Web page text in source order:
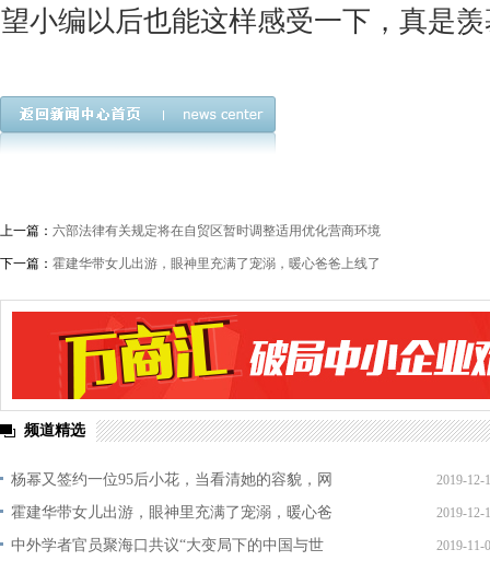
望小编以后也能这样感受一下，真是
上一篇： 六部法律有关规定将在自贸区暂时调整适用优化营商环境
下一篇： 霍建华带女儿出游，眼神里充满了宠溺，暖心爸爸上线了
频道精选
杨幂又签约一位95后小花，当看清她的容貌，网 2019-12-
霍建华带女儿出游，眼神里充满了宠溺，暖心爸 2019-12-
中外学者官员聚海口共议“大变局下的中国与世 2019-11-